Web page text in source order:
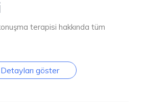
terapisi hakkında tüm
Detayları göster